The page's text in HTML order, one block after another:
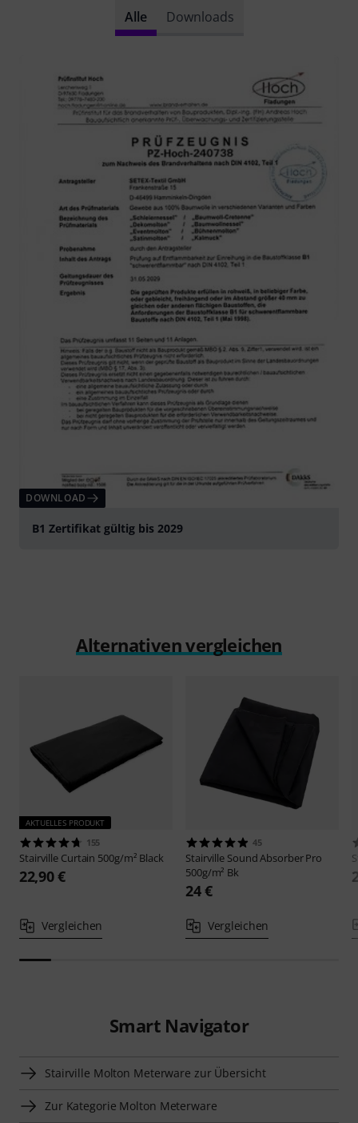
Alle Downloads
DOWNLOAD
B1 Zertifikat gültig bis 2029
Alternativen vergleichen
AKTUELLES PRODUKT
155
Stairville Curtain 500g/m² Black
22,90 €
Vergleichen
45
Stairville Sound Absorber Pro
500g/m² Bk
24 €
Vergleichen
Smart Navigator
Stairville Molton Meterware zur Übersicht
Zur Kategorie Molton Meterware